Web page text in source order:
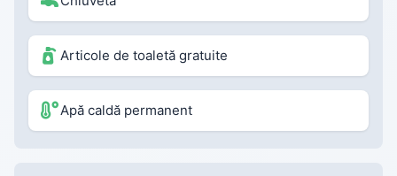
Articole de toaletă gratuite
Apă caldă permanent